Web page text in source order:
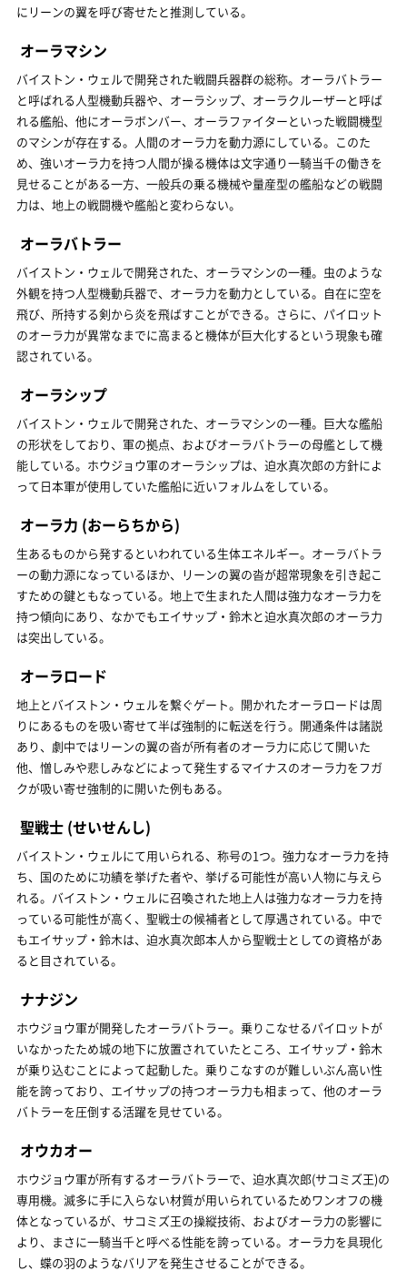
にリーンの翼を呼び寄せたと推測している。
オーラマシン
バイストン・ウェルで開発された戦闘兵器群の総称。オーラバトラー
と呼ばれる人型機動兵器や、オーラシップ、オーラクルーザーと呼ば
れる艦船、他にオーラボンバー、オーラファイターといった戦闘機型
のマシンが存在する。人間のオーラ力を動力源にしている。このた
め、強いオーラ力を持つ人間が操る機体は文字通り一騎当千の働きを
見せることがある一方、一般兵の乗る機械や量産型の艦船などの戦闘
力は、地上の戦闘機や艦船と変わらない。
オーラバトラー
バイストン・ウェルで開発された、オーラマシンの一種。虫のような
外観を持つ人型機動兵器で、オーラ力を動力としている。自在に空を
飛び、所持する剣から炎を飛ばすことができる。さらに、パイロット
のオーラ力が異常なまでに高まると機体が巨大化するという現象も確
認されている。
オーラシップ
バイストン・ウェルで開発された、オーラマシンの一種。巨大な艦船
の形状をしており、軍の拠点、およびオーラバトラーの母艦として機
能している。ホウジョウ軍のオーラシップは、迫水真次郎の方針によ
って日本軍が使用していた艦船に近いフォルムをしている。
オーラ力 (おーらちから)
生あるものから発するといわれている生体エネルギー。オーラバトラ
ーの動力源になっているほか、リーンの翼の沓が超常現象を引き起こ
すための鍵ともなっている。地上で生まれた人間は強力なオーラ力を
持つ傾向にあり、なかでもエイサップ・鈴木と迫水真次郎のオーラ力
は突出している。
オーラロード
地上とバイストン・ウェルを繋ぐゲート。開かれたオーラロードは周
りにあるものを吸い寄せて半ば強制的に転送を行う。開通条件は諸説
あり、劇中ではリーンの翼の沓が所有者のオーラ力に応じて開いた
他、憎しみや悲しみなどによって発生するマイナスのオーラ力をフガ
クが吸い寄せ強制的に開いた例もある。
聖戦士 (せいせんし)
バイストン・ウェルにて用いられる、称号の1つ。強力なオーラ力を持
ち、国のために功績を挙げた者や、挙げる可能性が高い人物に与えら
れる。バイストン・ウェルに召喚された地上人は強力なオーラ力を持
っている可能性が高く、聖戦士の候補者として厚遇されている。中で
もエイサップ・鈴木は、迫水真次郎本人から聖戦士としての資格があ
ると目されている。
ナナジン
ホウジョウ軍が開発したオーラバトラー。乗りこなせるパイロットが
いなかったため城の地下に放置されていたところ、エイサップ・鈴木
が乗り込むことによって起動した。乗りこなすのが難しいぶん高い性
能を誇っており、エイサップの持つオーラ力も相まって、他のオーラ
バトラーを圧倒する活躍を見せている。
オウカオー
ホウジョウ軍が所有するオーラバトラーで、迫水真次郎(サコミズ王)の
専用機。滅多に手に入らない材質が用いられているためワンオフの機
体となっているが、サコミズ王の操縦技術、およびオーラ力の影響に
より、まさに一騎当千と呼べる性能を誇っている。オーラ力を具現化
し、蝶の羽のようなバリアを発生させることができる。